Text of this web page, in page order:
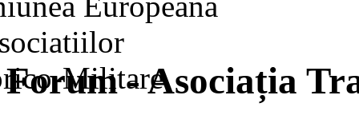
Forum - Asociația